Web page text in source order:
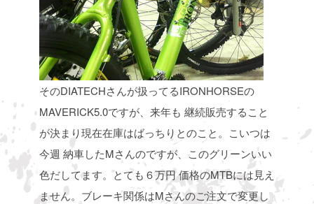
そのDIATECHさんが扱ってるIRONHORSEの
MAVERICK5.0ですが、来年も 継続販売すること
が決まり現在在庫はばっちりとのこと。こいつは
今週 納車したMさんのですが、このグリーンいい
色だしてます。とても６万円価格のMTBには見え
ません。ブレーキ関係はMさんのご注文で変更し